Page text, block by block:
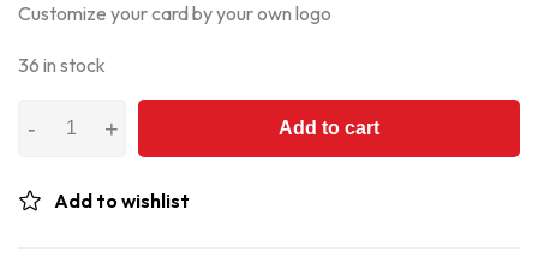
Customize your card by your own logo
36 in stock
Add to cart
Add to wishlist